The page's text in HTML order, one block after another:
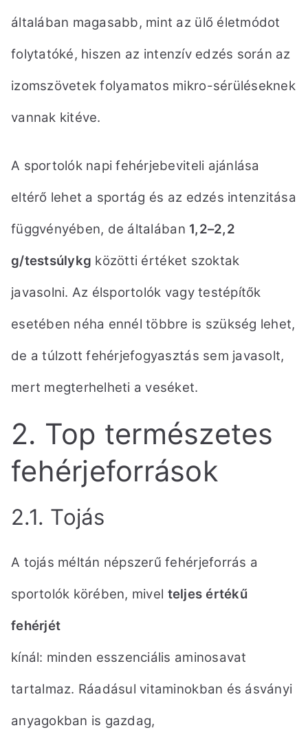
általában magasabb, mint az ülő életmódot
folytatóké, hiszen az intenzív edzés során az
izomszövetek folyamatos mikro-sérüléseknek
vannak kitéve.
A sportolók napi fehérjebeviteli ajánlása
eltérő lehet a sportág és az edzés intenzitása
függvényében, de általában 1,2–2,2
g/testsúlykg közötti értéket szoktak
javasolni. Az élsportolók vagy testépítők
esetében néha ennél többre is szükség lehet,
de a túlzott fehérjefogyasztás sem javasolt,
mert megterhelheti a veséket.
2. Top természetes
fehérjeforrások
2.1. Tojás
A tojás méltán népszerű fehérjeforrás a
sportolók körében, mivel teljes értékű
fehérjét
kínál: minden esszenciális aminosavat
tartalmaz. Ráadásul vitaminokban és ásványi
anyagokban is gazdag,